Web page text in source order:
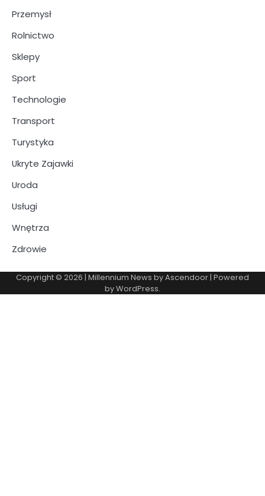
Przemysł
Rolnictwo
Sklepy
Sport
Technologie
Transport
Turystyka
Ukryte Zajawki
Uroda
Usługi
Wnętrza
Zdrowie
Copyright © 2026 | Millennium News byAscendoor | Powered
byWordPress.